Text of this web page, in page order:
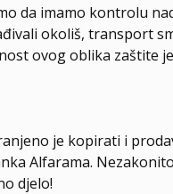
da imamo kontrolu
okoliš, transport
ovog oblika zaštite je
je kopirati i
Alfarama. Nezakonito
djelo!